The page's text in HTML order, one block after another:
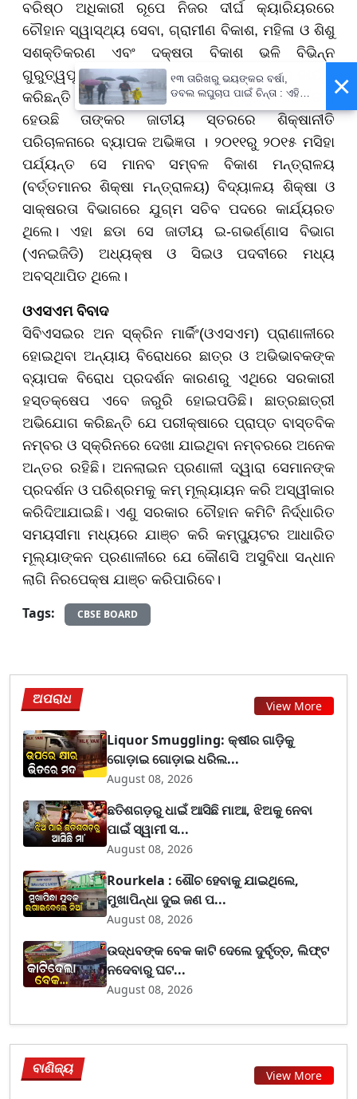
ବରିଷ୍ଠ ଅଧିକାରୀ ରୂପେ ନିଜର ଦୀର୍ଘ କ୍ୟାରିୟରରେ
ଚୌହାନ ସ୍ୱାସ୍ଥ୍ୟ ସେବା, ଗ୍ରାମୀଣ ବିକାଶ, ମହିଳା ଓ ଶିଶୁ
ସଶକ୍ତିକରଣ ଏବଂ ଦକ୍ଷତା ବିକାଶ ଭଳି ବିଭିନ୍ନ
ଗୁରୁତ୍ୱପୂର୍ଣ୍ଣ ପ୍ରଶାସନିକ କ୍ଷେତ୍ରରେ ବ୍ୟାପକ କାର୍ଯ୍ୟ
କରିଛନ୍ତି। ତେବେ ସବୁଠୁ ଯାହା ଗୁରୁତ୍ୱପୂର୍ଣ୍ଣ କଥା ତାହା
ହେଉଛି ତାଙ୍କର ଜାତୀୟ ସ୍ତରରେ ଶିକ୍ଷାନୀତି
ପରିଚାଳନାରେ ବ୍ୟାପକ ଅଭିଜ୍ଞତା । ୨୦୧୧ରୁ ୨୦୧୫ ମସିହା
ପର୍ଯ୍ୟନ୍ତ ସେ ମାନବ ସମ୍ବଳ ବିକାଶ ମନ୍ତ୍ରାଳୟ
(ବର୍ତ୍ତମାନର ଶିକ୍ଷା ମନ୍ତ୍ରାଳୟ) ବିଦ୍ୟାଳୟ ଶିକ୍ଷା ଓ
ସାକ୍ଷରତା ବିଭାଗରେ ଯୁଗ୍ମ ସଚିବ ପଦରେ କାର୍ଯ୍ୟରତ
ଥିଲେ। ଏହା ଛଡା ସେ ଜାତୀୟ ଇ-ଗଭର୍ଣ୍ଣାସ ବିଭାଗ
(ଏନଇଜିଡି) ଅଧ୍ୟକ୍ଷ ଓ ସିଇଓ ପଦବୀରେ ମଧ୍ୟ
ଅବସ୍ଥାପିତ ଥିଲେ।
ଓଏସଏମ ବିବାଦ
ସିବିଏସଇର ଅନ ସ୍କ୍ରିନ ମାର୍କିଂ(ଓଏସଏମ) ପ୍ରାଣାଳୀରେ
ହୋଇଥିବା ଅନ୍ୟାୟ ବିରୋଧରେ ଛାତ୍ର ଓ ଅଭିଭାବକଙ୍କ
ବ୍ୟାପକ ବିରୋଧ ପ୍ରଦର୍ଶନ କାରଣରୁ ଏଥିରେ ସରକାରୀ
ହସ୍ତକ୍ଷେପ ଏବେ ଜରୁରି ହୋଇପଡିଛି। ଛାତ୍ରଛାତ୍ରୀ
ଅଭିଯୋଗ କରିଛନ୍ତି ଯେ ପରୀକ୍ଷାରେ ପ୍ରାପ୍ତ ବାସ୍ତବିକ
ନମ୍ବର ଓ ସ୍କ୍ରିନରେ ଦେଖା ଯାଇଥିବା ନମ୍ବରରେ ଅନେକ
ଅନ୍ତର ରହିଛି। ଅନଲାଇନ ପ୍ରଣାଳୀ ଦ୍ୱାରା ସେମାନଙ୍କ
ପ୍ରଦର୍ଶନ ଓ ପରିଶ୍ରମକୁ କମ୍ ମୂଲ୍ୟାୟନ କରି ଅସ୍ୱୀକାର
କରିଦିଆଯାଇଛି। ଏଣୁ ସରକାର ଚୌହାନ କମିଟି ନିର୍ଦ୍ଧାରିତ
ସମୟସୀମା ମଧ୍ୟରେ ଯାଞ୍ଚ କରି କମ୍ପ୍ୟୁଟର ଆଧାରିତ
ମୂଲ୍ୟାଙ୍କନ ପ୍ରଣାଳୀରେ ଯେ କୌଣସି ଅସୁବିଧା ସନ୍ଧାନ
ଲାଗି ନିରପେକ୍ଷ ଯାଞ୍ଚ କରିପାରିବେ।
Tags: CBSE BOARD
ଅପରାଧ View More
Liquor Smuggling: କ୍ଷୀର ଗାଡ଼ିକୁ
ଗୋଡ଼ାଇ ଗୋଡ଼ାଇ ଧରିଲ...
August 08, 2026
ଛତିଶଗଡ଼ରୁ ଧାଇଁ ଆସିଛି ମାଆ, ଝିଅକୁ ନେବା
ପାଇଁ ସ୍ୱାମୀ ସ...
August 08, 2026
Rourkela : ଶୌଚ ହେବାକୁ ଯାଇଥିଲେ,
ମୁଖାପିନ୍ଧା ଦୁଇ ଜଣ ପ...
August 08, 2026
ଉଦ୍ଧବଙ୍କ ବେକ କାଟି ଦେଲେ ଦୁର୍ବୃତ୍ତ, ଲିଫ୍ଟ
ନଦେବାରୁ ଘଟ...
August 08, 2026
ବାଣିଜ୍ୟ View More
×
୧୩ ତାରିଖରୁ ଭୟଙ୍କର ବର୍ଷା,
ଡବଲ ଲଘୁଚାପ ପାଇଁ ଚିନ୍ତା : ଏହି
ସବୁ ଜିଲ୍ଲାବାସୀ ରୁହନ୍ତୁ ସାବଧାନ !